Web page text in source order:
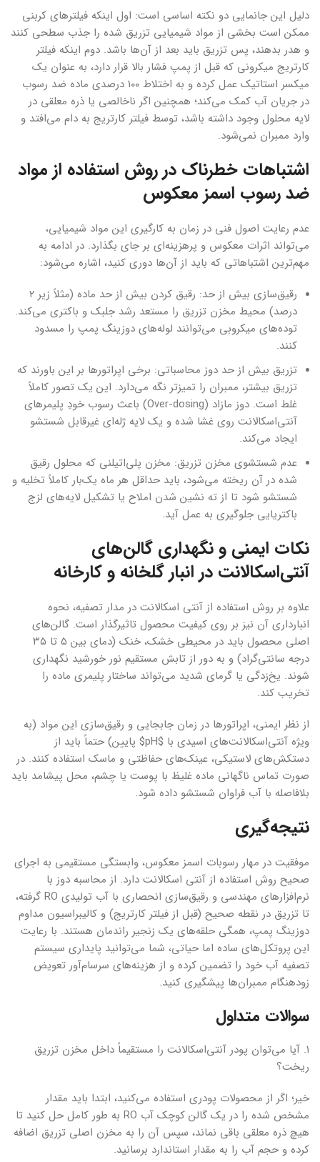
دلیل این جانمایی دو نکته اساسی است: اول اینکه فیلترهای کربنی
ممکن است بخشی از مواد شیمیایی تزریق شده را جذب سطحی کنند
و هدر بدهند، پس تزریق باید بعد از آن‌ها باشد. دوم اینکه فیلتر
کارتریج میکرونی که قبل از پمپ فشار بالا قرار دارد، به عنوان یک
میکسر استاتیک عمل کرده و به اختلاط ۱۰۰ درصدی ماده ضد رسوب
در جریان آب کمک می‌کند؛ همچنین اگر ناخالصی یا ذره معلقی در
لایه محلول وجود داشته باشد، توسط فیلتر کارتریج به دام می‌افتد و
وارد ممبران نمی‌شود.
اشتباهات خطرناک در روش استفاده از مواد
ضد رسوب اسمز معکوس
عدم رعایت اصول فنی در زمان به کارگیری این مواد شیمیایی،
می‌تواند اثرات معکوس و پرهزینه‌ای بر جای بگذارد. در ادامه به
مهم‌ترین اشتباهاتی که باید از آن‌ها دوری کنید، اشاره می‌شود:
رقیق‌سازی بیش از حد: رقیق کردن بیش از حد ماده (مثلاً زیر ۲
درصد) محیط مخزن تزریق را مستعد رشد جلبک و باکتری می‌کند.
توده‌های میکروبی می‌توانند لوله‌های دوزینگ پمپ را مسدود
کنند.
تزریق بیش از حد دوز محاسباتی: برخی اپراتورها بر این باورند که
تزریق بیشتر، ممبران را تمیزتر نگه می‌دارد. این یک تصور کاملاً
غلط است. دوز مازاد (Over-dosing) باعث رسوب خودِ پلیمرهای
آنتی‌اسکالانت روی غشا شده و یک لایه ژله‌ای غیرقابل شستشو
ایجاد می‌کند.
عدم شستشوی مخزن تزریق: مخزن پلی‌اتیلنی که محلول رقیق
شده در آن ریخته می‌شود، باید حداقل هر ماه یک‌بار کاملاً تخلیه و
شستشو شود تا از ته نشین شدن املاح یا تشکیل لایه‌های لزج
باکتریایی جلوگیری به عمل آید.
نکات ایمنی و نگهداری گالن‌های
آنتی‌اسکالانت در انبار گلخانه و کارخانه
علاوه بر روش استفاده از آنتی اسکالانت در مدار تصفیه، نحوه
انبارداری آن نیز بر روی کیفیت محصول تاثیرگذار است. گالن‌های
اصلی محصول باید در محیطی خشک، خنک (دمای بین ۵ تا ۳۵
درجه سانتی‌گراد) و به دور از تابش مستقیم نور خورشید نگهداری
شوند. یخ‌زدگی یا گرمای شدید می‌تواند ساختار پلیمری ماده را
تخریب کند.
از نظر ایمنی، اپراتورها در زمان جابجایی و رقیق‌سازی این مواد (به
ویژه آنتی‌اسکالانت‌های اسیدی با $pH$ پایین) حتماً باید از
دستکش‌های لاستیکی، عینک‌های حفاظتی و ماسک استفاده کنند. در
صورت تماس ناگهانی ماده غلیظ با پوست یا چشم، محل پیشامد باید
بلافاصله با آب فراوان شستشو داده شود.
نتیجه‌گیری
موفقیت در مهار رسوبات اسمز معکوس، وابستگی مستقیمی به اجرای
صحیح روش استفاده از آنتی اسکالانت دارد. از محاسبه دوز با
نرم‌افزارهای مهندسی و رقیق‌سازی انحصاری با آب تولیدی RO گرفته،
تا تزریق در نقطه صحیح (قبل از فیلتر کارتریج) و کالیبراسیون مداوم
دوزینگ پمپ، همگی حلقه‌های یک زنجیر راندمان هستند. با رعایت
این پروتکل‌های ساده اما حیاتی، شما می‌توانید پایداری سیستم
تصفیه آب خود را تضمین کرده و از هزینه‌های سرسام‌آور تعویض
زودهنگام ممبران‌ها پیشگیری کنید.
سوالات متداول
۱. آیا می‌توان پودر آنتی‌اسکالانت را مستقیماً داخل مخزن تزریق
ریخت؟
خیر؛ اگر از محصولات پودری استفاده می‌کنید، ابتدا باید مقدار
مشخص شده را در یک گالن کوچک آب RO به طور کامل حل کنید تا
هیچ ذره معلقی باقی نماند، سپس آن را به مخزن اصلی تزریق اضافه
کرده و حجم آب را به مقدار استاندارد برسانید.